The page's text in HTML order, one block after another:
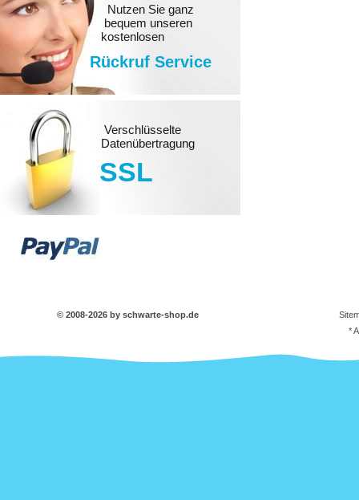
Nutzen Sie ganz
bequem unseren
kostenlosen
Rückruf Service
Verschlüsselte
Datenübertragung
SSL
© 2008-2026 by schwarte-shop.de
*